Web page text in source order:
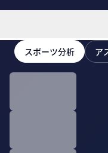
スポーツ分析 ア